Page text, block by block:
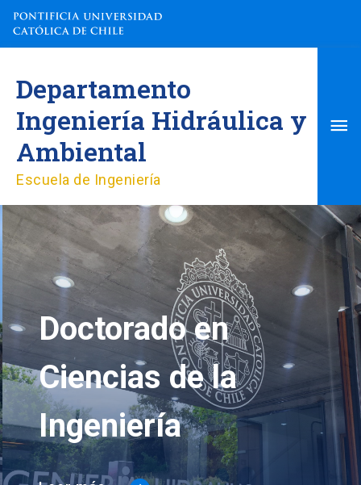
contenido
Departamento
Ingeniería Hidráulica y
Ambiental
Escuela de Ingeniería
Doctorado en
Ciencias de la
Ingeniería